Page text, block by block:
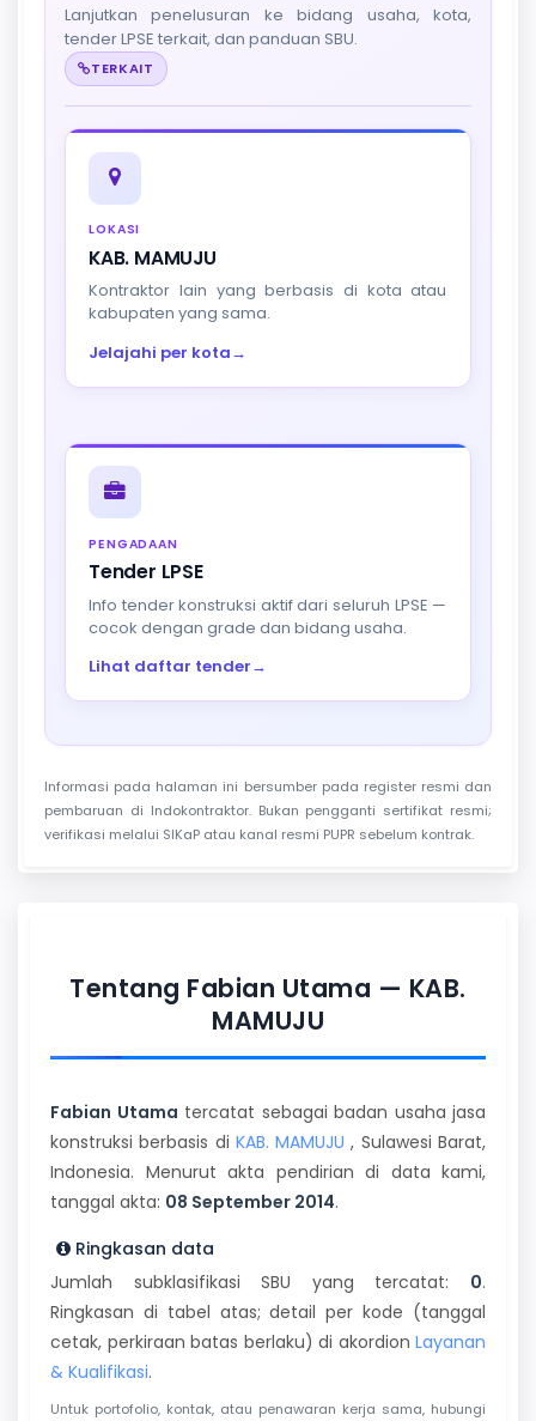
Lanjutkan penelusuran ke bidang usaha, kota,
tender LPSE terkait, dan panduan SBU.
TERKAIT
LOKASI
KAB. MAMUJU
Kontraktor lain yang berbasis di kota atau
kabupaten yang sama.
Jelajahi per kota→
PENGADAAN
Tender LPSE
Info tender konstruksi aktif dari seluruh LPSE —
cocok dengan grade dan bidang usaha.
Lihat daftar tender→
Informasi pada halaman ini bersumber pada register resmi dan
pembaruan di Indokontraktor. Bukan pengganti sertifikat resmi;
verifikasi melalui SIKaP atau kanal resmi PUPR sebelum kontrak.
Tentang Fabian Utama — KAB.
MAMUJU
Fabian Utama tercatat sebagai badan usaha jasa
konstruksi berbasis di KAB. MAMUJU , Sulawesi Barat,
Indonesia. Menurut akta pendirian di data kami,
tanggal akta: 08 September 2014.
Ringkasan data
Jumlah subklasifikasi SBU yang tercatat: 0.
Ringkasan di tabel atas; detail per kode (tanggal
cetak, perkiraan batas berlaku) di akordion Layanan
& Kualifikasi.
Untuk portofolio, kontak, atau penawaran kerja sama, hubungi